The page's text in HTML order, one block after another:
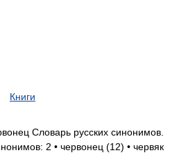
Книги
Словарь русских синонимов.
2 • червонец (12) • червяк